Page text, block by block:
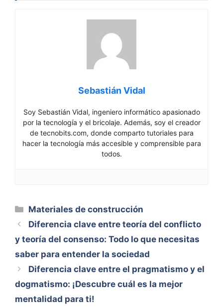
Sebastián Vidal
Soy Sebastián Vidal, ingeniero informático apasionado
por la tecnología y el bricolaje. Además, soy el creador
de tecnobits.com, donde comparto tutoriales para
hacer la tecnología más accesible y comprensible para
todos.
Categorías
Materiales de construcción
Diferencia clave entre teoría del conflicto
y teoría del consenso: Todo lo que necesitas
saber para entender la sociedad
Diferencia clave entre el pragmatismo y el
dogmatismo: ¡Descubre cuál es la mejor
mentalidad para ti!